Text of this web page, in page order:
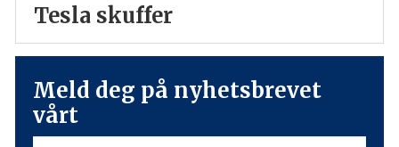
Tesla skuffer
Meld deg på nyhetsbrevet
vårt